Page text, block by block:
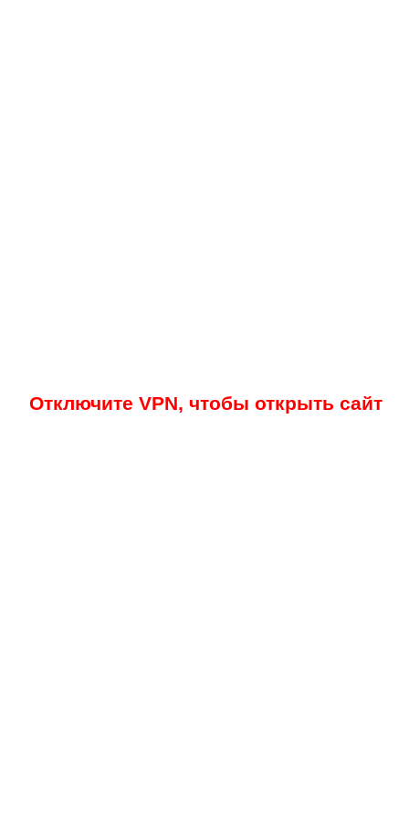
Отключите VPN, чтобы открыть сайт